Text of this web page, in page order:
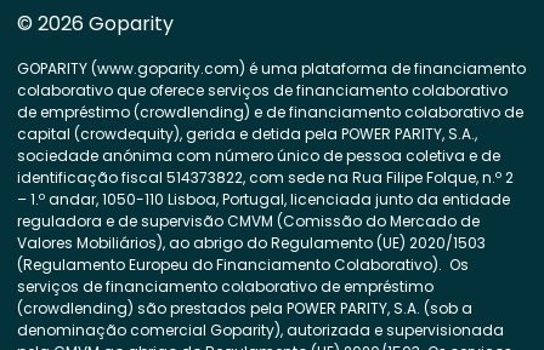
© 2026 Goparity
GOPARITY (www.goparity.com) é uma plataforma de financiamento
colaborativo que oferece serviços de financiamento colaborativo
de empréstimo (crowdlending) e de financiamento colaborativo de
capital (crowdequity), gerida e detida pela POWER PARITY, S.A.,
sociedade anónima com número único de pessoa coletiva e de
identificação fiscal 514373822, com sede na Rua Filipe Folque, n.º 2
– 1.º andar, 1050-110 Lisboa, Portugal, licenciada junto da entidade
reguladora e de supervisão CMVM (Comissão do Mercado de
Valores Mobiliários), ao abrigo do Regulamento (UE) 2020/1503
(Regulamento Europeu do Financiamento Colaborativo). Os
serviços de financiamento colaborativo de empréstimo
(crowdlending) são prestados pela POWER PARITY, S.A. (sob a
denominação comercial Goparity), autorizada e supervisionada